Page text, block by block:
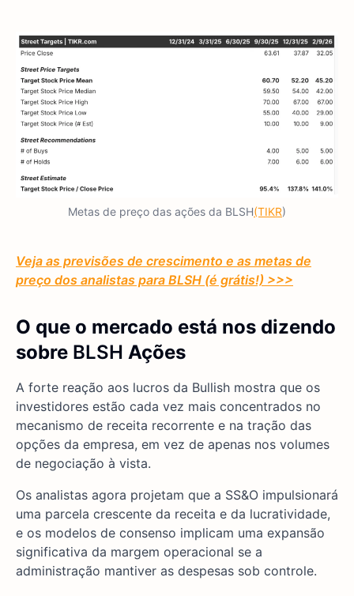
Metas de preço das ações da BLSH(TIKR)
Veja as previsões de crescimento e as metas de
preço dos analistas para BLSH (é grátis!) >>>
O que o mercado está nos dizendo
sobre BLSH Ações
A forte reação aos lucros da Bullish mostra que os
investidores estão cada vez mais concentrados no
mecanismo de receita recorrente e na tração das
opções da empresa, em vez de apenas nos volumes
de negociação à vista.
Os analistas agora projetam que a SS&O impulsionará
uma parcela crescente da receita e da lucratividade,
e os modelos de consenso implicam uma expansão
significativa da margem operacional se a
administração mantiver as despesas sob controle.